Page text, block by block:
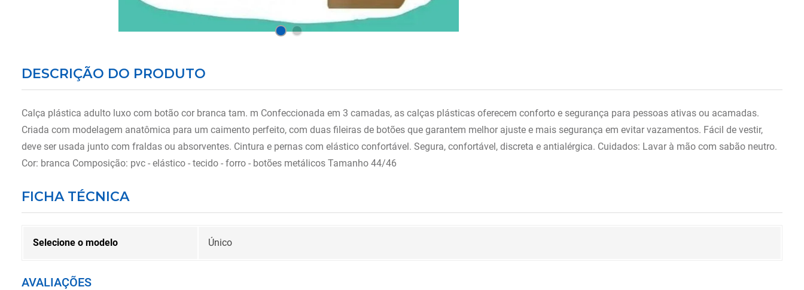
DESCRIÇÃO DO PRODUTO
Calça plástica adulto luxo com botão cor branca tam. m Confeccionada em 3 camadas, as calças plásticas oferecem conforto e segurança para pessoas ativas ou acamadas.
Criada com modelagem anatômica para um caimento perfeito, com duas fileiras de botões que garantem melhor ajuste e mais segurança em evitar vazamentos. Fácil de vestir,
deve ser usada junto com fraldas ou absorventes. Cintura e pernas com elástico confortável. Segura, confortável, discreta e antialérgica. Cuidados: Lavar à mão com sabão neutro.
Cor: branca Composição: pvc - elástico - tecido - forro - botões metálicos Tamanho 44/46
FICHA TÉCNICA
Selecione o modelo Único
AVALIAÇÕES